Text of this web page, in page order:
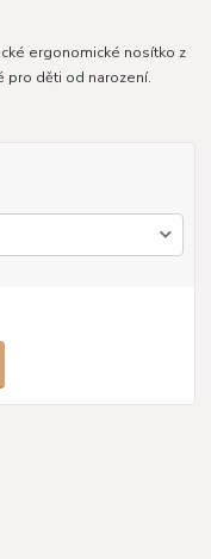
ergonomické nosítko z
pro děti od narození.